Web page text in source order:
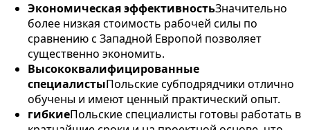
Экономическая эффективностьЗначительно
более низкая стоимость рабочей силы по
сравнению с Западной Европой позволяет
существенно экономить.
Высококвалифицированные
специалистыПольские субподрядчики отлично
обучены и имеют ценный практический опыт.
гибкиеПольские специалисты готовы работать в